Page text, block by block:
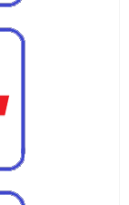
calificati
CS